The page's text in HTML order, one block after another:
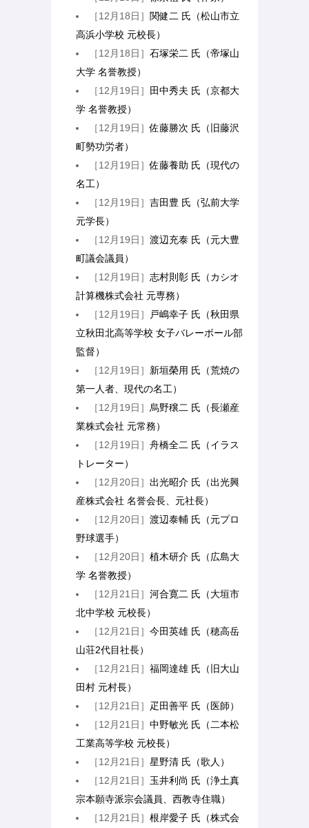
［12月18日］ 関健二 氏（松山市立
高浜小学校 元校長）
［12月18日］石塚栄二 氏（帝塚山
大学 名誉教授）
［12月19日］
田中秀夫 氏（京都大
学 名誉教授）
［12月19日］佐藤勝次 氏（旧藤沢
町勢功労者）
［12月19日］佐藤養助 氏（現代の
名工）
［12月19日］吉田豊 氏（弘前大学
元学長）
［12月19日］渡辺充泰 氏（元大豊
町議会議員）
［12月19日］志村則彰 氏（カシオ
計算機株式会社 元専務）
［12月19日］
戸嶋幸子 氏（秋田県
立秋田北高等学校 女子バレーボール部
監督）
［12月19日］ 新垣榮用 氏（荒焼の
第一人者、現代の名工）
［12月19日］ 烏野穣二 氏（長瀬産
業株式会社 元常務）
［12月19日］舟橋全二 氏（イラス
トレーター）
［12月20日］出光昭介 氏（出光興
産株式会社 名誉会長、元社長）
［12月20日］渡辺泰輔 氏（元プロ
野球選手）
［12月20日］植木研介 氏（広島大
学 名誉教授）
［12月21日］河合寛二 氏（大垣市
北中学校 元校長）
［12月21日］今田英雄 氏（穂高岳
山荘2代目社長）
［12月21日］福岡達雄 氏（旧大山
田村 元村長）
［12月21日］ 疋田善平 氏（医師）
［12月21日］中野敏光 氏（二本松
工業高等学校 元校長）
［12月21日］星野清 氏（歌人）
［12月21日］ 玉井利尚 氏（浄土真
宗本願寺派宗会議員、西教寺住職）
［12月21日］根岸愛子 氏（株式会